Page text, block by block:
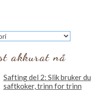
akkurat nå
Safting del 2: Slik bruker du
saftkoker, trinn for trinn